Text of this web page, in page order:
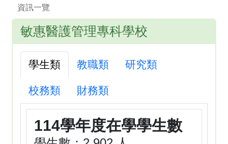
資訊一覽
敏惠醫護管理專科學校
學生類 教職類 研究類
校務類 財務類
114學年度在學學生數